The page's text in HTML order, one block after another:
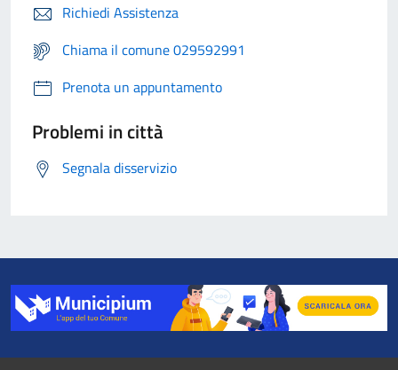
Richiedi Assistenza
Chiama il comune 029592991
Prenota un appuntamento
Problemi in città
Segnala disservizio